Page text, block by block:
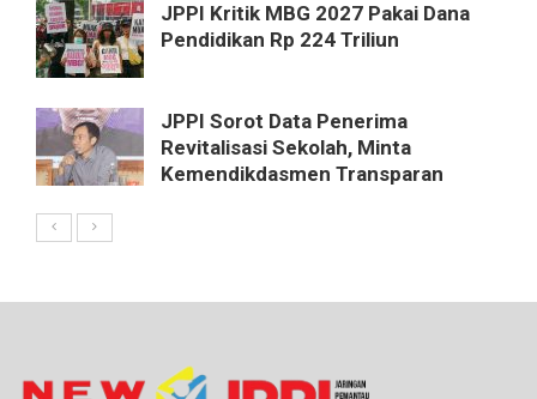
JPPI Kritik MBG 2027 Pakai Dana
Pendidikan Rp 224 Triliun
JPPI Sorot Data Penerima
Revitalisasi Sekolah, Minta
Kemendikdasmen Transparan